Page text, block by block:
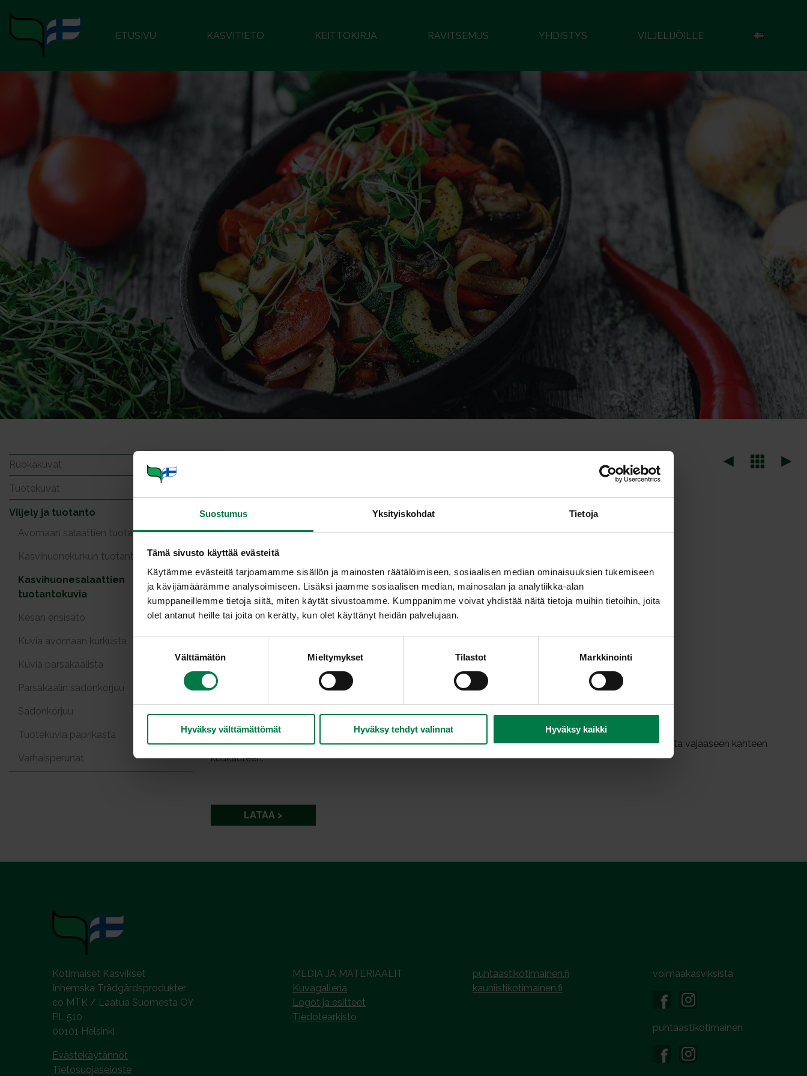
Suostumus Yksityiskohdat Tietoja
Tämä sivusto käyttää evästeitä
Käytämme evästeitä tarjoamamme sisällön ja mainosten räätälöimiseen, sosiaalisen median ominaisuuksien tukemiseen
ja kävijämäärämme analysoimiseen. Lisäksi jaamme sosiaalisen median, mainosalan ja analytiikka-alan
kumppaneillemme tietoja siitä, miten käytät sivustoamme. Kumppanimme voivat yhdistää näitä tietoja muihin tietoihin, joita
olet antanut heille tai joita on kerätty, kun olet käyttänyt heidän palvelujaan.
k
s
Välttämätön Mieltymykset Tilastot Markkinointi
Hyväksy välttämättömät Hyväksy tehdyt valinnat Hyväksy kaikki
ETUSIVU KASVITIETO KEITTOKIRJA RAVITSEMUS YHDISTYS VILJELIJÖILLE
Ruokakuvat
Tuotekuvat
Viljely ja tuotanto
Avomaan salaattien tuotantokuvia
Kasvihuonekurkun tuotanto
Kasvihuonesalaattien
tuotantokuvia
Kesän ensisato
Kuvia avomaan kurkusta
Kuvia parsakaalista
Parsakaalin sadonkorjuu
Sadonkorjuu
Tuotekuvia paprikasta
Varhaisperunat
Salaattien kasvatus kestää salaattilajikkeen, vuodenajan ja valon määrän mukaan alle yhdestä kuukaudesta vajaaseen kahteen
kuukauteen.
LATAA
Kotimaiset Kasvikset
Inhemska Trädgårdsprodukter
co MTK / Laatua Suomesta OY
PL 510
00101 Helsinki
Evästekäytännöt
Tietosuojaseloste
MEDIA JA MATERIAALIT
Kuvagalleria
Logot ja esitteet
Tiedotearkisto
puhtaastikotimainen.fi
kauniistikotimainen.fi
voimaakasviksista
puhtaastikotimainen